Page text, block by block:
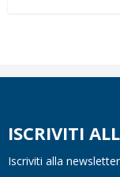
ISCRIVITI
Iscriviti alla